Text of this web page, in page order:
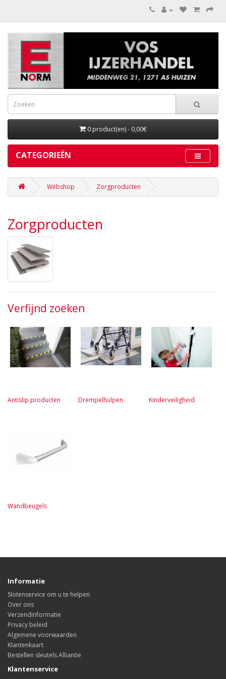
0 product(en) - 0,00€
CATEGORIEËN
Webshop Zorgproducten
Zorgproducten
Verfijnd zoeken
Antislip producten Drempelhulpen Kinderveiligheid
Wandbeugels
Informatie
Slotenservice om u te helpen
Over ons
Verzendinformatie
Privacy beleid
Algemene voorwaarden
Klantenkaart
Bestellen sleutels Alliantie
Klantenservice